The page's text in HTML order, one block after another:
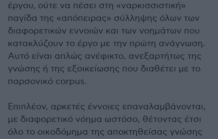
έργου, ούτε να πέσει στη «ναρκισσιστική»
παγίδα της «απόπειρας» σύλληψης όλων των
διαφορετικών εννοιών και των νοημάτων που
κατακλύζουν το έργο με την πρώτη ανάγνωση.
Αυτό είναι απλώς ανέφικτο, ανεξαρτήτως της
γνώσης ή της εξοικείωσης που διαθέτει με το
παρσονικό corpus.
Επιπλέον, αρκετές έννοιες επαναλαμβάνονται,
με διαφορετικό νόημα ωστόσο, θέτοντας έτσι
όλο το οικοδόμημα της αποκτηθείσας γνώσης